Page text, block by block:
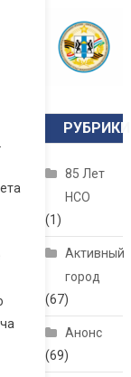
РУБРИКИ
85 Лет
НСО
(1)
Активный
город
(67)
Анонс
(69)